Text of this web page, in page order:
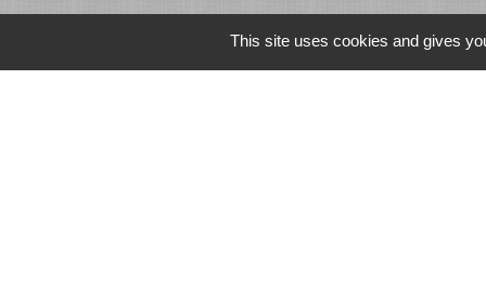
This site uses cookies and gives